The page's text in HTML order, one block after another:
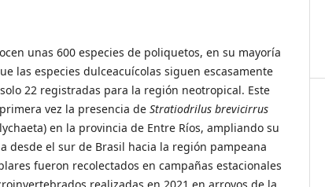
unas 600 especies de poliquetos, en su mayoría
las especies dulceacuícolas siguen escasamente
22 registradas para la región neotropical. Este
vez la presencia de Stratiodrilus brevicirrus
en la provincia de Entre Ríos, ampliando su
desde el sur de Brasil hacia la región pampeana
fueron recolectados en campañas estacionales